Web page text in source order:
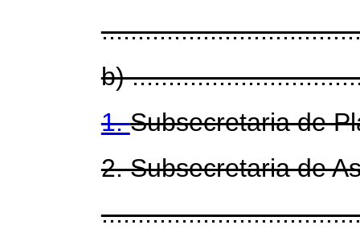
b)
1.Subsecretaria de
2. Subsecretaria de